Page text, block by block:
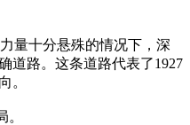
量十分悬殊的情况下，深
道路。这条道路代表了1927
。